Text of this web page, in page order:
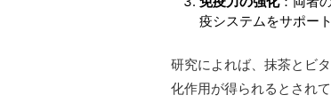
疫システムをサポート
研究によれば、抹茶とビ
化作用が得られるとされ